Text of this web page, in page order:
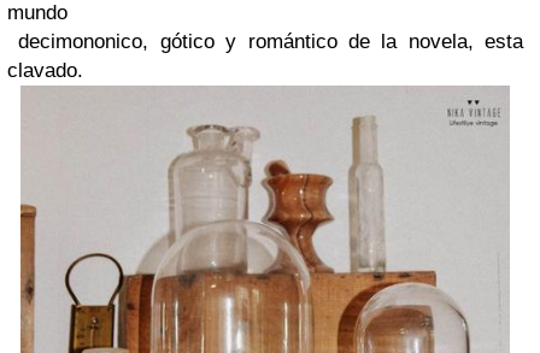
mundo
decimononico, gótico y romántico de la novela, esta
clavado.